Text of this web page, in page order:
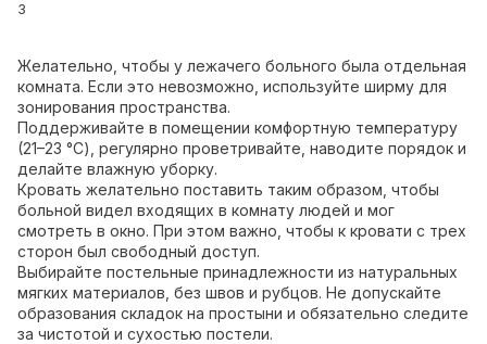
3
Желательно, чтобы у лежачего больного была отдельная
комната. Если это невозможно, используйте ширму для
зонирования пространства.
Поддерживайте в помещении комфортную температуру
(21–23 °C), регулярно проветривайте, наводите порядок и
делайте влажную уборку.
Кровать желательно поставить таким образом, чтобы
больной видел входящих в комнату людей и мог
смотреть в окно. При этом важно, чтобы к кровати с трех
сторон был свободный доступ.
Выбирайте постельные принадлежности из натуральных
мягких материалов, без швов и рубцов. Не допускайте
образования складок на простыни и обязательно следите
за чистотой и сухостью постели.